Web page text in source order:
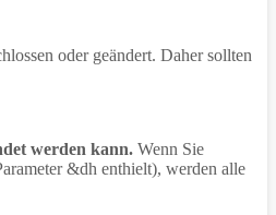
oder geändert. Daher sollten
werden kann. Wenn Sie
&dh enthielt), werden alle